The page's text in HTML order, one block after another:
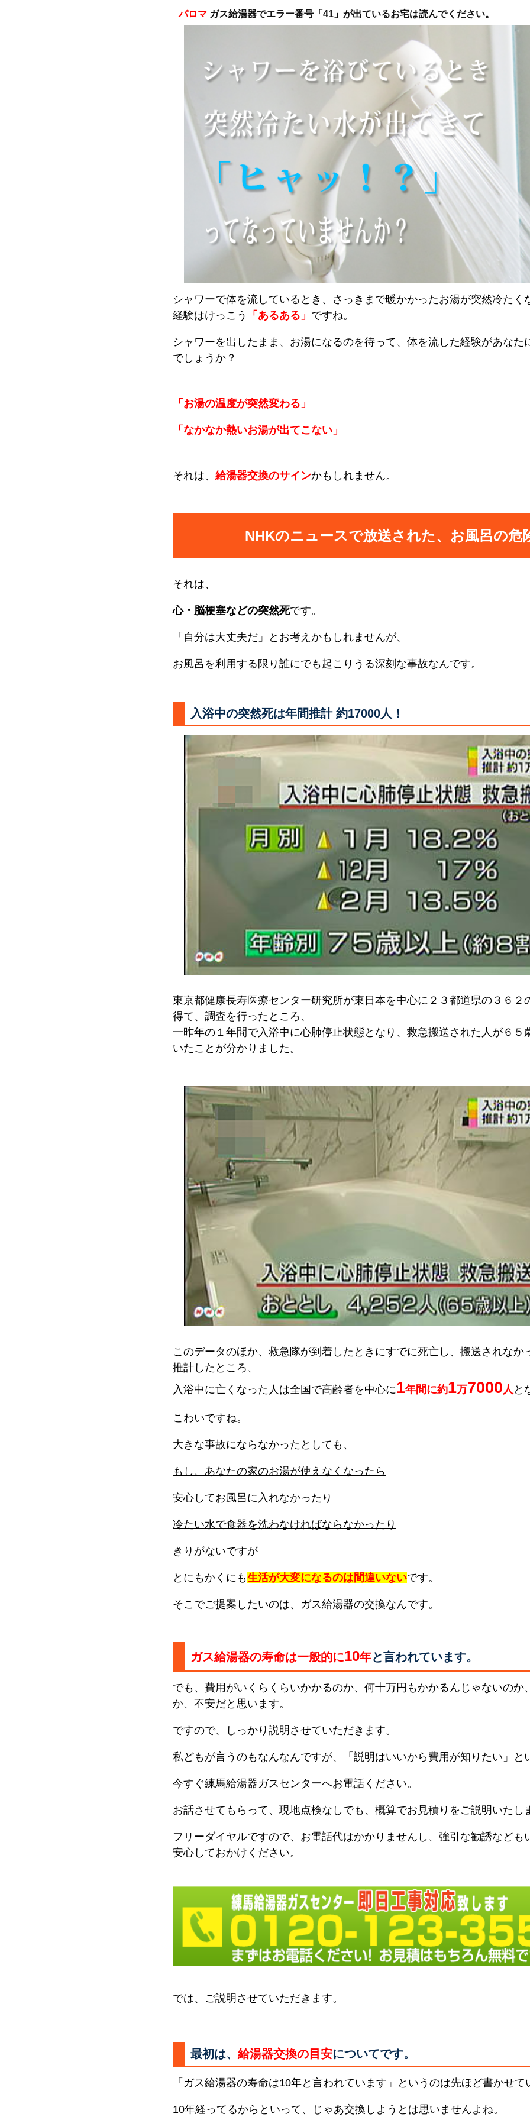
パロマ ガス給湯器でエラー番号「41」が出ているお宅は読んでください。
シャワーで体を流しているとき、さっきまで暖かかったお湯が突然冷たく
経験はけっこう
「あるある」 ですね。
シャワーを出したまま、お湯になるのを待って、体を流した経験があなた
でしょうか？
「お湯の温度が突然変わる」
「なかなか熱いお湯が出てこない」
それは、 給湯器交換のサインかもしれません。
NHKのニュースで放送された、お風呂の危
それは、
心・脳梗塞などの突然死です。
「自分は大丈夫だ」とお考えかもしれませんが、
お風呂を利用する限り誰にでも起こりうる深刻な事故なんです。
入浴中の突然死は年間推計 約17000人！
東京都健康長寿医療センター研究所が東日本を中心に２３都道県の３６２
得て、調査を行ったところ、
一昨年の１年間で入浴中に心肺停止状態となり、救急搬送された人が６５
いたことが分かりました。
このデータのほか、救急隊が到着したときにすでに死亡し、搬送されなか
推計したところ、
入浴中に亡くなった人は全国で高齢者を中心に1年間に約1万7000人 と
こわいですね。
大きな事故にならなかったとしても、
もし、あなたの家のお湯が使えなくなったら
安心してお風呂に入れなかったり
冷たい水で食器を洗わなければならなかったり
きりがないですが
とにもかくにも生活が大変になるのは間違いないです。
そこでご提案したいのは、ガス給湯器の交換なんです。
ガス給湯器の寿命は一般的に10年と言われています。
でも、費用がいくらくらいかかるのか、何十万円もかかるんじゃないのか
か、不安だと思います。
ですので、しっかり説明させていただきます。
私どもが言うのもなんなんですが、「説明はいいから費用が知りたい」と
今すぐ練馬給湯器ガスセンターへお電話ください。
お話させてもらって、現地点検なしでも、概算でお見積りをご説明いたし
フリーダイヤルですので、お電話代はかかりませんし、強引な勧誘なども
安心しておかけください。
では、ご説明させていただきます。
最初は、 給湯器交換の目安についてです。
「ガス給湯器の寿命は10年と言われています」というのは先ほど書かせ
10年経ってるからといって、じゃあ交換しようとは思いませんよね。